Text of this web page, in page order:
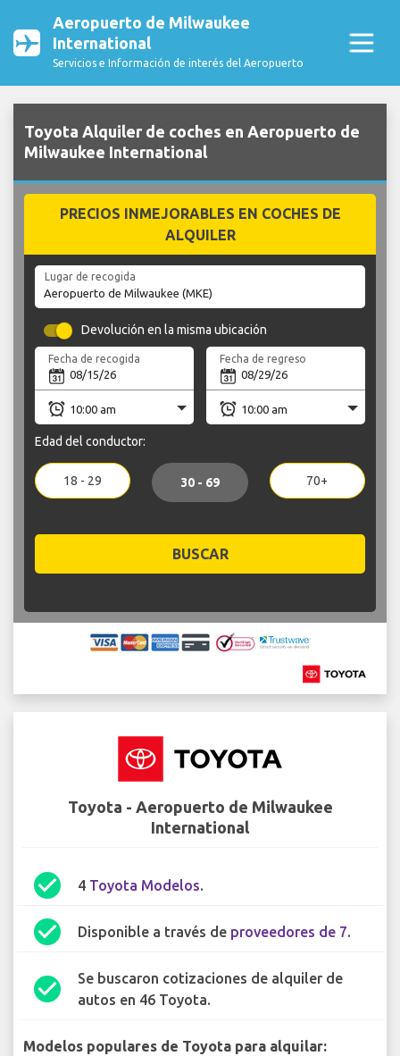
Aeropuerto de Milwaukee
International
Servicios e Información de interés del Aeropuerto
Toyota Alquiler de coches en Aeropuerto de
Milwaukee International
PRECIOS INMEJORABLES EN COCHES DE
ALQUILER
Lugar de recogida
Devolución en la misma ubicación
Fecha de recogida Fecha de regreso
Edad del conductor:
18 - 29 30 - 69 70+
BUSCAR
Toyota - Aeropuerto de Milwaukee
International
check_circle 4 Toyota Modelos.
check_circle Disponible a través de proveedores de 7.
check_circle
Se buscaron cotizaciones de alquiler de
autos en 46 Toyota.
Modelos populares de Toyota para alquilar: